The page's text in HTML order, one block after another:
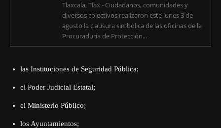
Tlaxcala, Tlax.- Ciudadanos, comunidades y
diversos colectivos realizaron este lunes 3 de
agosto la clausura simbólica de las oficinas de la
Procuraduría de Protección...
las Instituciones de Seguridad Pública;
el Poder Judicial Estatal;
el Ministerio Público;
los Ayuntamientos;